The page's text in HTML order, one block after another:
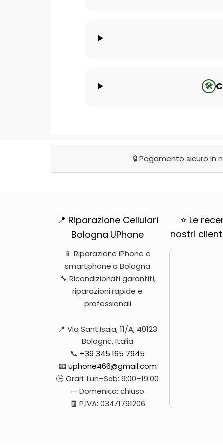
🛠️
🔒 Pagamento sicuro in
📍 Riparazione Cellulari
Bologna UPhone
📱 Riparazione iPhone e
smartphone a Bologna
🔧 Ricondizionati garantiti,
riparazioni rapide e
professionali
📍 Via Sant'Isaia, 11/A, 40123
Bologna, Italia
📞 +39 345 165 7945
📧 uphone466@gmail.com
🕒 Orari: Lun–Sab: 9:00–19:00
— Domenica: chiuso
🧾 P.IVA: 03471791206
⭐ Le
nostri